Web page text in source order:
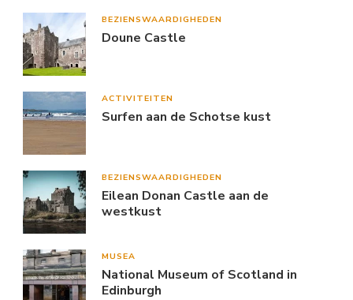
BEZIENSWAARDIGHEDEN
Doune Castle
ACTIVITEITEN
Surfen aan de Schotse kust
BEZIENSWAARDIGHEDEN
Eilean Donan Castle aan de
westkust
MUSEA
National Museum of Scotland in
Edinburgh